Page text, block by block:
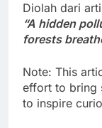
Diolah dari
“A hidden
forests
Note: This
effort to bring
to inspire